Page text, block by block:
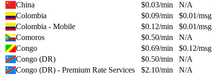
China
$0.03/min
N/A
Colombia
$0.09/min $0.01/msg
Colombia - Mobile
$0.12/min $0.01/msg
Comoros
$0.50/min
N/A
Congo
$0.69/min $0.12/msg
Congo (DR)
$0.50/min
N/A
Congo (DR) - Premium Rate Services
$2.10/min
N/A